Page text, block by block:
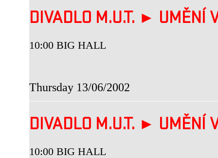
DIVADLO M.U.T. ►
10:00 BIG HALL
Thursday 13/06/2002
DIVADLO M.U.T. ►
10:00 BIG HALL